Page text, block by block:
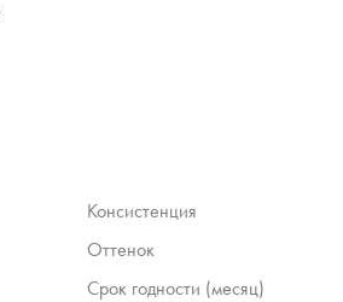
Консистенция
Оттенок
Срок годности (месяц)